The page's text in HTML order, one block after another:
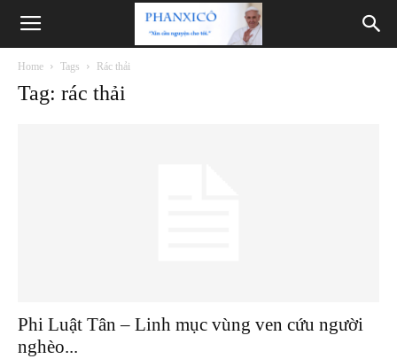
Phanxicô
Home Tags Rác thải
Tag: rác thải
Phi Luật Tân – Linh mục vùng ven cứu người
nghèo...